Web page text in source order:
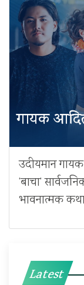
गायक
उदीयमान
‘बाचा’
भावनात्मक
Latest